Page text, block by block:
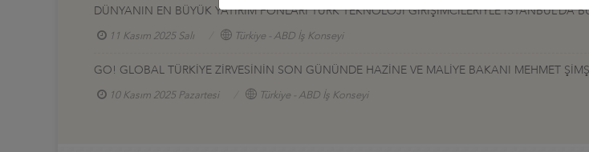
DÜNYANIN EN BÜYÜK YATIRIM FONLARI TÜRK TEKNOLOJİ GİRİŞİMCİLERİYLE İSTANBUL’DA
11 Kasım 2025 Salı Türkiye - ABD İş Konseyi
GO! GLOBAL TÜRKİYE ZİRVESİNİN SON GÜNÜNDE HAZİNE VE MALİYE BAKANI MEHMET
10 Kasım 2025 Pazartesi Türkiye - ABD İş Konseyi